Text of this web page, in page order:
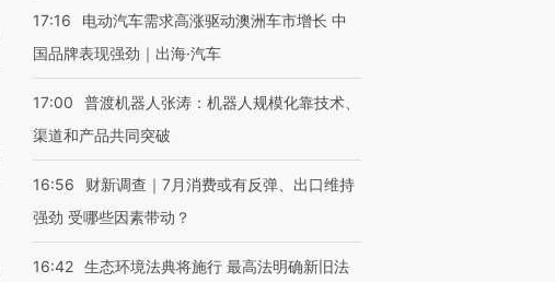
17:16
电动汽车需求高涨驱动澳洲车市增长 中
国品牌表现强劲｜出海·汽车
17:00
普渡机器人张涛：机器人规模化靠技术、
渠道和产品共同突破
16:56
财新调查｜7月消费或有反弹、出口维持
强劲 受哪些因素带动？
16:42 生态环境法典将施行 最高法明确新旧法